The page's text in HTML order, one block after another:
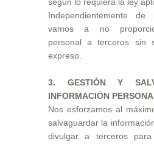
Independientemente
vamos a no
personal a terceros sin
expreso.
3. GESTIÓN Y
INFORMACIÓN
Nos esforzamos al
salvaguardar la
divulgar a terceros